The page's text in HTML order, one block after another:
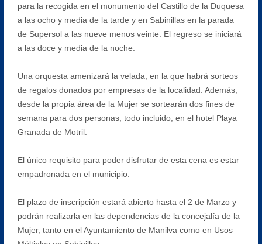
para la recogida en el monumento del Castillo de la Duquesa
a las ocho y media de la tarde y en Sabinillas en la parada
de Supersol a las nueve menos veinte. El regreso se iniciará
a las doce y media de la noche.
Una orquesta amenizará la velada, en la que habrá sorteos
de regalos donados por empresas de la localidad. Además,
desde la propia área de la Mujer se sortearán dos fines de
semana para dos personas, todo incluido, en el hotel Playa
Granada de Motril.
El único requisito para poder disfrutar de esta cena es estar
empadronada en el municipio.
El plazo de inscripción estará abierto hasta el 2 de Marzo y
podrán realizarla en las dependencias de la concejalía de la
Mujer, tanto en el Ayuntamiento de Manilva como en Usos